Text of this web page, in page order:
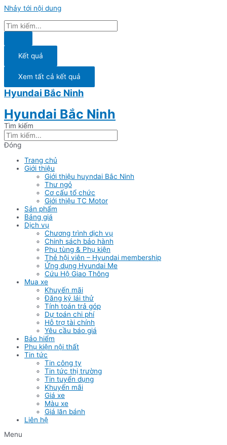
Nhảy tới nội dung
Kết quả
Xem tất cả kết quả
Hyundai Bắc Ninh
Hyundai Bắc Ninh
Tìm kiếm
Đóng
Trang chủ
Giới thiệu
Giới thiệu huyndai Bắc Ninh
Thư ngỏ
Cơ cấu tổ chức
Giới thiệu TC Motor
Sản phẩm
Bảng giá
Dịch vụ
Chương trình dịch vụ
Chinh sách bảo hành
Phụ tùng & Phụ kiện
Thẻ hội viên – Hyundai membership
Ứng dụng Hyundai Me
Cứu Hộ Giao Thông
Mua xe
Khuyến mãi
Đăng ký lái thử
Tính toán trả góp
Dự toán chi phí
Hỗ trợ tài chính
Yêu cầu báo giá
Bảo hiểm
Phụ kiện nội thất
Tin tức
Tin công ty
Tin tức thị trường
Tin tuyển dụng
Khuyến mãi
Giá xe
Màu xe
Giá lăn bánh
Liên hệ
Menu